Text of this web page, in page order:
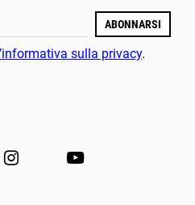
ABONNARSI
sulla privacy.